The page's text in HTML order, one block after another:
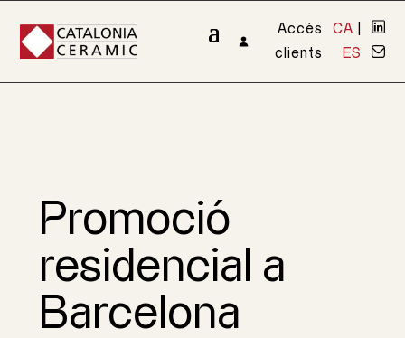
Accés
clients
CA
ES
Promoció
residencial a
Barcelona